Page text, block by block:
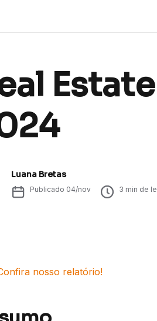
Luana Bretas
Publicado 04/nov 3 min de
nosso relatório!